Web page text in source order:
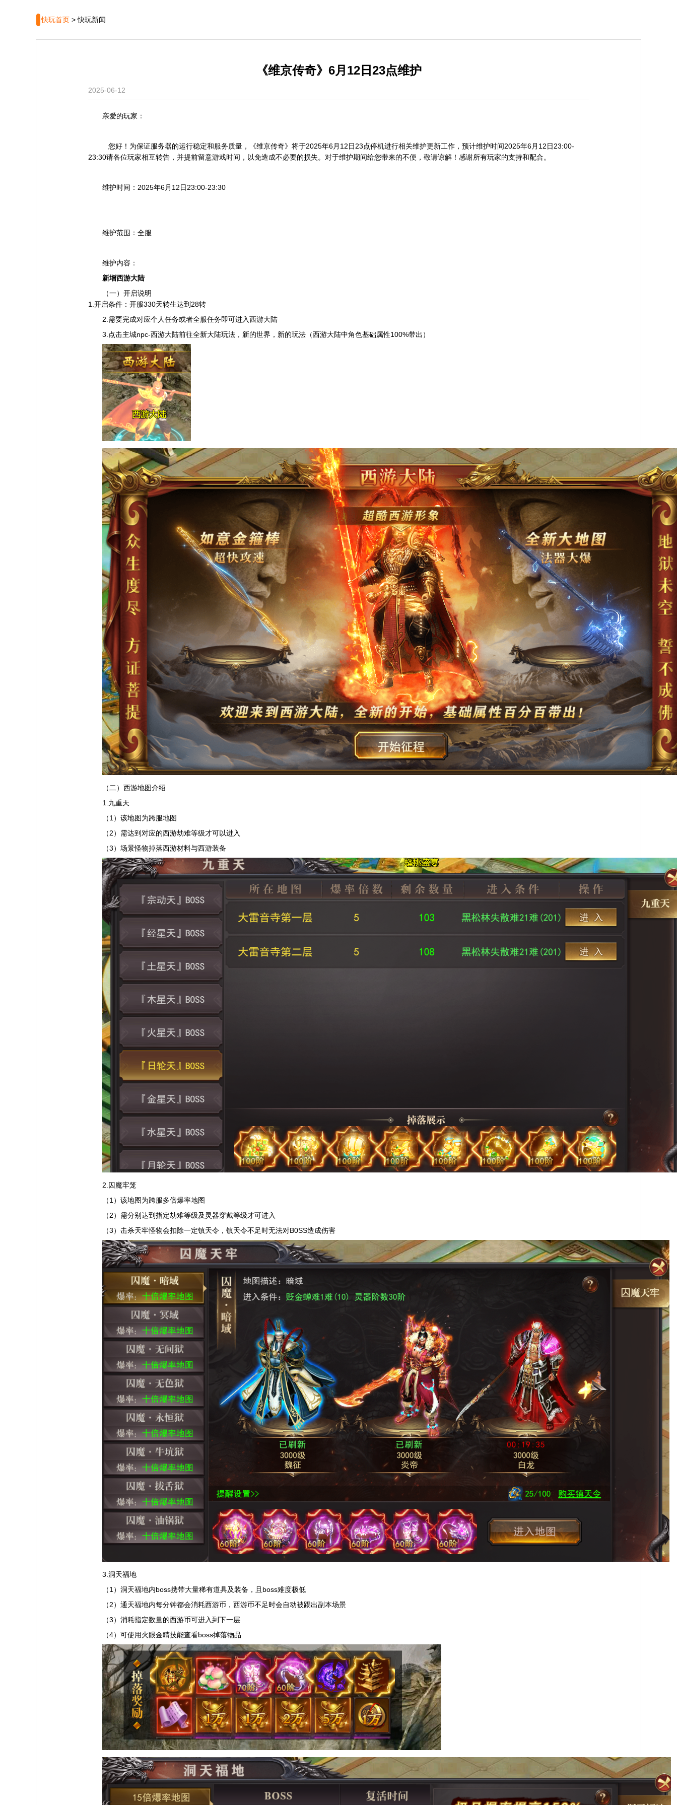
快玩首页 >快玩新闻
《维京传奇》6月12日23点维护
2025-06-12
亲爱的玩家：
您好！为保证服务器的运行稳定和服务质量，《维京传奇》将于2025年6月12日23点停机进行相关维护更新工作，预计维护时间2025年6月12日23:00-
23:30请各位玩家相互转告，并提前留意游戏时间，以免造成不必要的损失。对于维护期间给您带来的不便，敬请谅解！感谢所有玩家的支持和配合。
维护时间：2025年6月12日23:00-23:30
维护范围：全服
维护内容：
新增西游大陆
（一）开启说明
1.开启条件：开服330天转生达到28转
2.需要完成对应个人任务或者全服任务即可进入西游大陆
3.点击主城npc-西游大陆前往全新大陆玩法，新的世界，新的玩法（西游大陆中角色基础属性100%带出）
（二）西游地图介绍
1.九重天
（1）该地图为跨服地图
（2）需达到对应的西游劫难等级才可以进入
（3）场景怪物掉落西游材料与西游装备
2.囚魔牢笼
（1）该地图为跨服多倍爆率地图
（2）需分别达到指定劫难等级及灵器穿戴等级才可进入
（3）击杀天牢怪物会扣除一定镇天令，镇天令不足时无法对B0SS造成伤害
3.洞天福地
（1）洞天福地内boss携带大量稀有道具及装备，且boss难度极低
（2）通天福地内每分钟都会消耗西游币，西游币不足时会自动被踢出副本场景
（3）消耗指定数量的西游币可进入到下一层
（4）可使用火眼金睛技能查看boss掉落物品